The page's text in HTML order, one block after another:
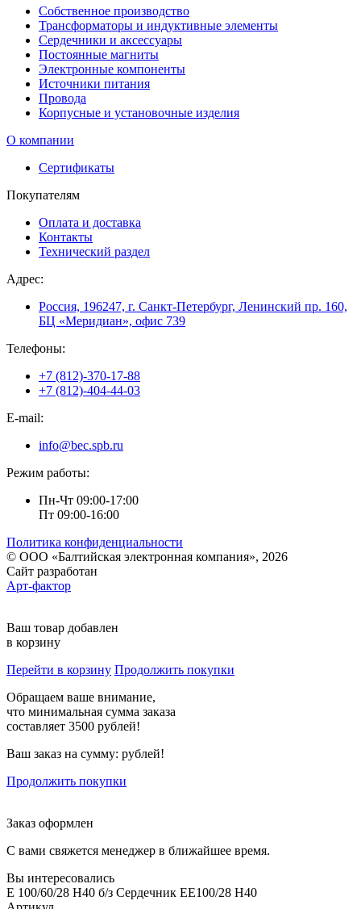
Собственное производство
Трансформаторы и индуктивные элементы
Сердечники и аксессуары
Постоянные магниты
Электронные компоненты
Источники питания
Провода
Корпусные и установочные изделия
О компании
Сертификаты
Покупателям
Оплата и доставка
Контакты
Технический раздел
Адрес:
Россия, 196247, г. Санкт-Петербург, Ленинский пр. 160,
БЦ «Меридиан», офис 739
Телефоны:
+7 (812)-370-17-88
+7 (812)-404-44-03
E-mail:
info@bec.spb.ru
Режим работы:
Пн-Чт 09:00-17:00
Пт 09:00-16:00
Политика конфиденциальности
© ООО «Балтийская электронная компания», 2026
Сайт разработан
Арт-фактор
Ваш товар добавлен
в корзину
Перейти в корзину Продолжить покупки
Обращаем ваше внимание,
что минимальная сумма заказа
составляет 3500 рублей!
Ваш заказ на сумму: рублей!
Продолжить покупки
Заказ оформлен
С вами свяжется менеджер в ближайшее время.
Вы интересовались
E 100/60/28 H40 б/з Сердечник EE100/28 H40